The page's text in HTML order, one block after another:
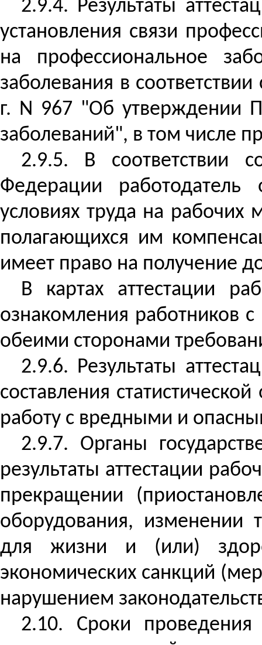
2.9.4. Результаты
установления связи
на профессиональное
заболевания в
г. N 967 "Об утверждении
заболеваний", в том числе
2.9.5. В соответствии
Федерации работодатель
условиях труда на
полагающихся им
имеет право на получение
В картах аттестации
ознакомления работников с
обеими сторонами
2.9.6. Результаты
составления
работу с вредными и
2.9.7. Органы
результаты аттестации
прекращении
оборудования, изменении
для жизни и (или)
экономических санкций
нарушением
2.10. Сроки проведения